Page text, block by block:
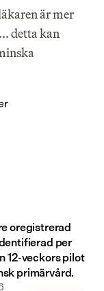
är mer
detta kan
oregistrerad
per
12-veckors pilot
primärvård.